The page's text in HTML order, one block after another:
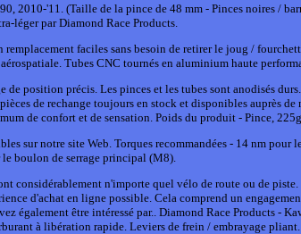
2010-'11. (Taille de la pince de 48 mm - Pinces noires /
léger par Diamond Race Products.
faciles sans besoin de retirer le joug /
Tubes CNC tournés en aluminium haute
position précis. Les pinces et les tubes sont anodisés
de rechange toujours en stock et disponibles auprès de
de confort et de sensation. Poids du produit - Pince,
sur notre site Web. Torques recommandées - 14 nm pour
boulon de serrage principal (M8).
considérablement n'importe quel vélo de route ou de
d'achat en ligne possible. Cela comprend un
également être intéressé par.. Diamond Race Products -
à libération rapide. Leviers de frein / embrayage pliant.